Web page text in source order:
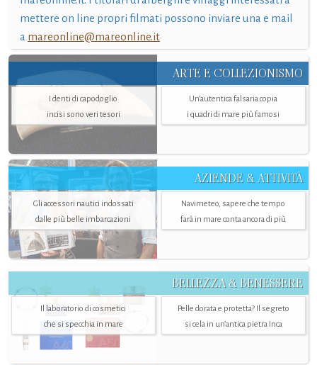
mettere on line propri filmati possono inviare una e mail
a mareonline@mareonline.it
ARTE E COLLEZIONISMO
I denti di capodoglio
incisi sono veri tesori
Un’autentica falsaria copia
i quadri di mare più famosi
AZIENDE & ATTIVITÀ
Gli accessori nautici indossati
dalle più belle imbarcazioni
Navimeteo, sapere che tempo
farà in mare conta ancora di più
BELLEZZA & BENESSERE
Il laboratorio di cosmetici
che si specchia in mare
Pelle dorata e protetta? Il segreto
si cela in un’antica pietra Inca